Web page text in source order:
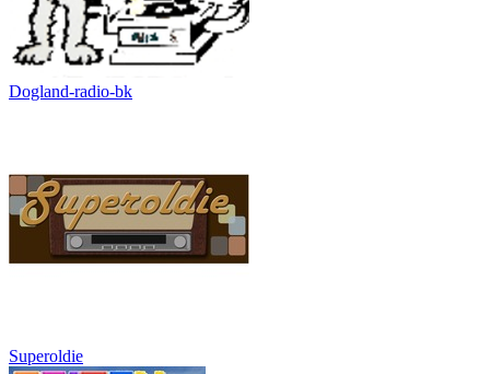
Dogland-radio-bk
Superoldie